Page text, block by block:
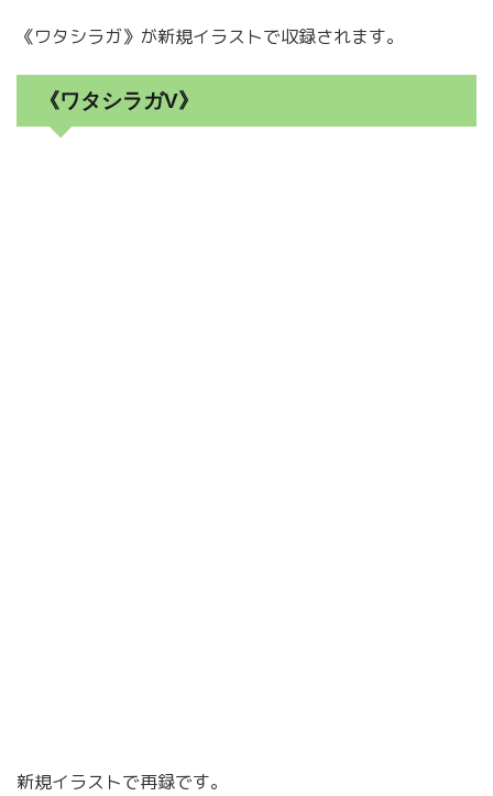
《ワタシラガ》が新規イラストで収録されます。
《ワタシラガV》
新規イラストで再録です。